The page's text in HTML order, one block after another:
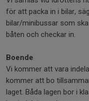
för att packa in i bilar,
bilar/minibussar som
båten och checkar in.
Boende
Vi kommer att vara
kommer att bo
laget. Båda lagen bor i